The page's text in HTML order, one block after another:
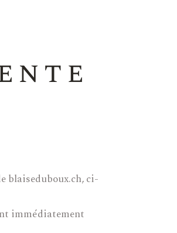
blaiseduboux.ch, ci-
immédiatement